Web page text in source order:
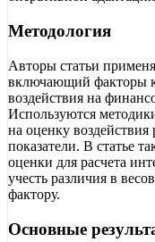
Методология
Авторы статьи
включающий факторы
воздействия на
Используются
на оценку
показатели. В статье
оценки для расчета
учесть различия в
фактору.
Основные